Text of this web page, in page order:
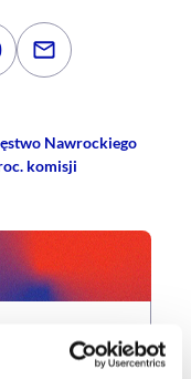
na Twitterze
na
Udostępnij
Nawrockiego
komisji